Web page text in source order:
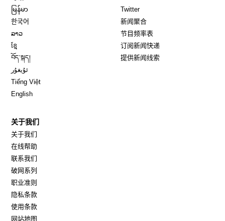
မြန်မာ
한국어
ລາວ
ខ្មែ
བོད་སྐད།
ئۇيغۇر
Tiếng Việt
English
TwitterOpens in new window
新闻聚合
节目频率表
订阅新闻快递
提供新闻线索
关于我们
关于我们
在线帮助
联系我们
破网系列
职业准则
隐私条款
使用条款
网站地图